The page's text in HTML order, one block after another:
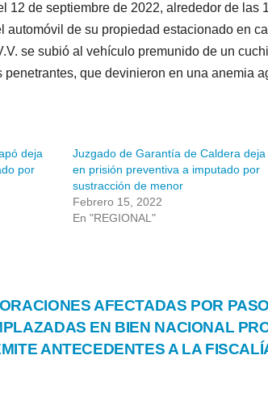
12 de septiembre de 2022, alrededor de las
automóvil de su propiedad estacionado en
se subió al vehículo premunido de un
que devinieron en una anemia
deja
por
Juzgado de Garantía de Caldera deja
en prisión preventiva a imputado por
sustracción de menor
Febrero 15, 2022
En "REGIONAL"
AFECTADAS POR
EN BIEN NACIONAL
ANTECEDENTES A LA